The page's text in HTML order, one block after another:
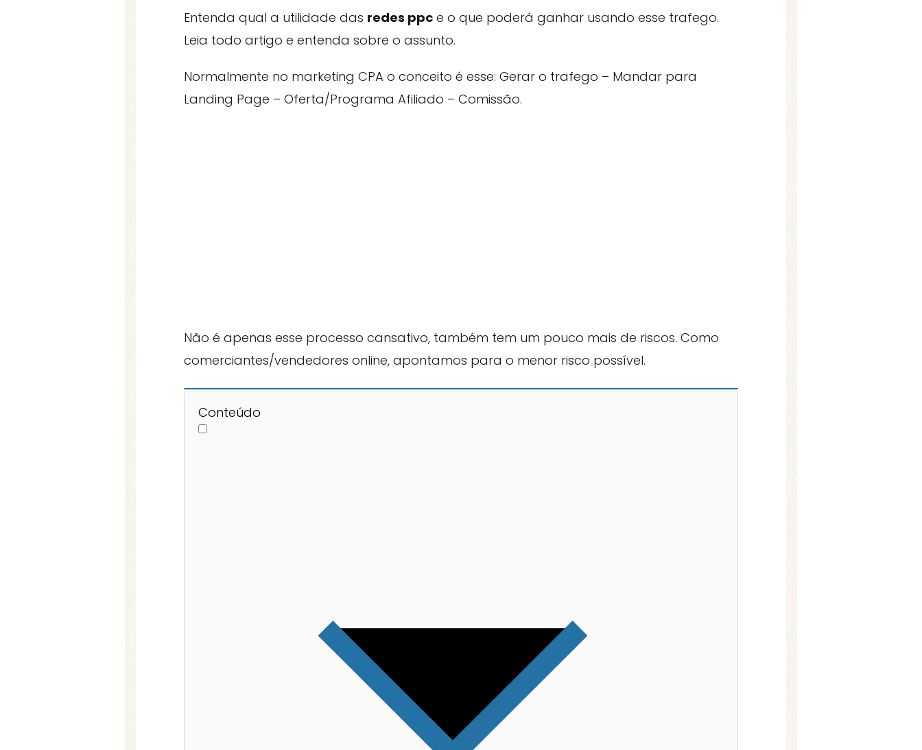
Entenda qual a utilidade das redes ppc e o que poderá ganhar usando esse trafego.
Leia todo artigo e entenda sobre o assunto.
Normalmente no marketing CPA o conceito é esse: Gerar o trafego – Mandar para
Landing Page – Oferta/Programa Afiliado – Comissão.
Não é apenas esse processo cansativo, também tem um pouco mais de riscos. Como
comerciantes/vendedores online, apontamos para o menor risco possível.
Conteúdo